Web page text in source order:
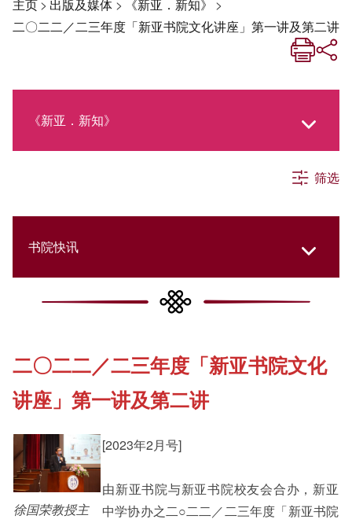
主页> 出版及媒体 > 《新亚．新知》 >
二〇二二／二三年度「新亚书院文化讲座」第一讲及第二讲
《新亚．新知》
社交媒体专栏
《新亚简讯》
《新亚书院概览》
新亚影集
筛选
书院快讯
Cultural Topics
Student Development
Staff Engagement
Alumni Connections
二〇二二／二三年度「新亚书院文化
讲座」第一讲及第二讲
徐国荣教授主
[2023年2月号]
由新亚书院与新亚书院校友会合办，新亚
中学协办之二○二二／二三年度「新亚书院